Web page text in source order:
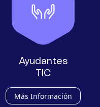
Ayudantes
TIC
Más Información